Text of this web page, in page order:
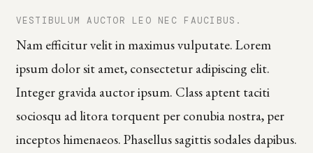
VESTIBULUM AUCTOR LEO NEC FAUCIBUS.
Nam efficitur velit in maximus vulputate. Lorem
ipsum dolor sit amet, consectetur adipiscing elit.
Integer gravida auctor ipsum. Class aptent taciti
sociosqu ad litora torquent per conubia nostra, per
inceptos himenaeos. Phasellus sagittis sodales dapibus.